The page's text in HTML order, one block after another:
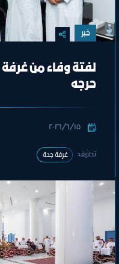
خبر
لفتة وفاء من
حرجه
١٥‏/٦‏/٢٠٢٦
تصنيف: غرفة جدة